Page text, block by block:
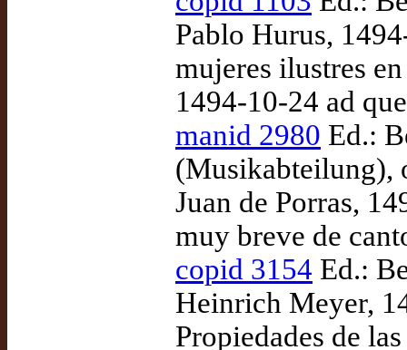
Pablo Hurus,
mujeres ilustres
1494-10-24 ad
manid 2980 Ed.:
(Musikabteilung),
Juan de Porras,
muy breve de
copid 3154 Ed.:
Heinrich Meyer,
Propiedades de